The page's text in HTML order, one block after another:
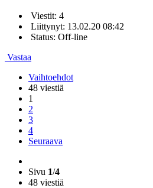
Viestit: 4
Liittynyt: 13.02.20 08:42
Status: Off-line
Vastaa
Vaihtoehdot
48 viestiä
1
2
3
4
Seuraava
Sivu 1/4
48 viestiä